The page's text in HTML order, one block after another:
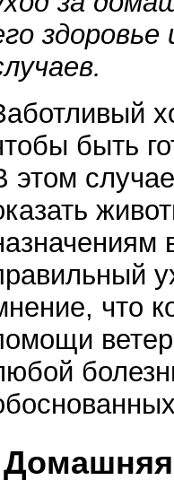
быть
этом
что
Домашняя